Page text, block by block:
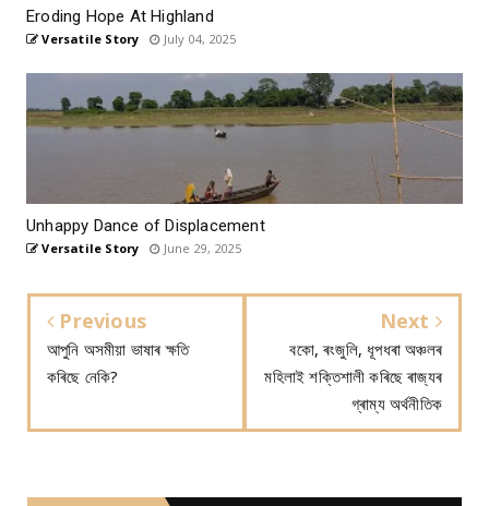
Eroding Hope At Highland
Versatile Story July 04, 2025
Unhappy Dance of Displacement
Versatile Story June 29, 2025
Previous
আপুনি অসমীয়া ভাষাৰ ক্ষতি
কৰিছে নেকি?
Next
বকো, ৰংজুলি, ধূপধৰা অঞ্চলৰ
মহিলাই শক্তিশালী কৰিছে ৰাজ্যৰ
গ্ৰাম্য অৰ্থনীতিক